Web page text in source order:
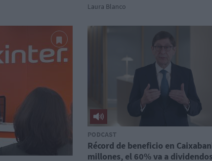
Laura Blanco
PODCAST
Récord de beneficio en
millones, el 60% va a dividendos